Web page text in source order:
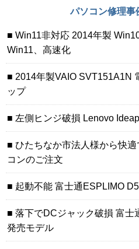
パソコン修理
Win11非対応 2014年製
Win11、高速化
2014年製VAIO SVT151A1N
ップ
左側ヒンジ破損 Lenovo
ひたちなか市法人様から快
コンのご注文
起動不能 富士通ESPLIMO
落下でDCジャック破損 富士
発売モデル